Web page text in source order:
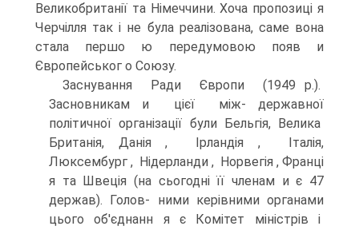
Великобританії та Німеччини. Хоча пропозиці я
Черчілля так і не була реалізована, саме вона
стала першо ю передумовою появ и
Європейськог о Союзу.
Заснування Ради Європи (1949 p.).
Засновникам и цієї між- державної
політичної організації були Бельгія, Велика
Британія, Данія , Ірландія , Італія,
Люксембург , Нідерланди , Норвегія , Франці
я та Швеція (на сьогодні її членам и є 47
держав). Голов- ними керівними органами
цього об'єднанн я є Комітет міністрів і